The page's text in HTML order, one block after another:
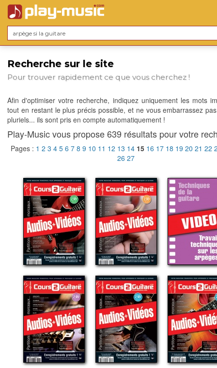
Recherche sur le site
Pour trouver rapidement ce que vous cherchez !
Afin d'optimiser votre recherche, indiquez uniquement les mots
tout en restant le plus précis possible, et ne vous embarrassez
pluriels... ils sont pris en compte automatiquement !
Play-Music vous propose 639 résultats pour votre
Pages : 1 2 3 4 5 6 7 8 9 10 11 12 13 14 15 16 17 18 19 20 21 22
26 27